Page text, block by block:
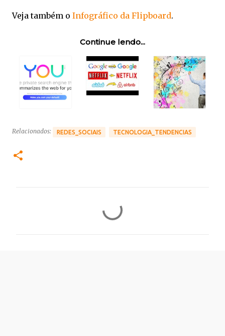
Veja também o Infográfico da Flipboard.
Continue lendo...
Relacionados: REDES_SOCIAIS TECNOLOGIA_TENDENCIAS